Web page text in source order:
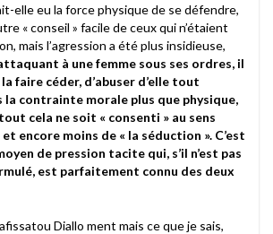
elle eu la force physique de se défendre,
« conseil » facile de ceux qui n’étaient
mais l’agression a été plus insidieuse,
à une femme sous ses ordres, il
faire céder, d’abuser d’elle tout
la contrainte morale plus que physique,
cela ne soit « consenti » au sens
encore moins de « la séduction ». C’est
de pression tacite qui, s’il n’est pas
est parfaitement connu des deux
Diallo ment mais ce que je sais,